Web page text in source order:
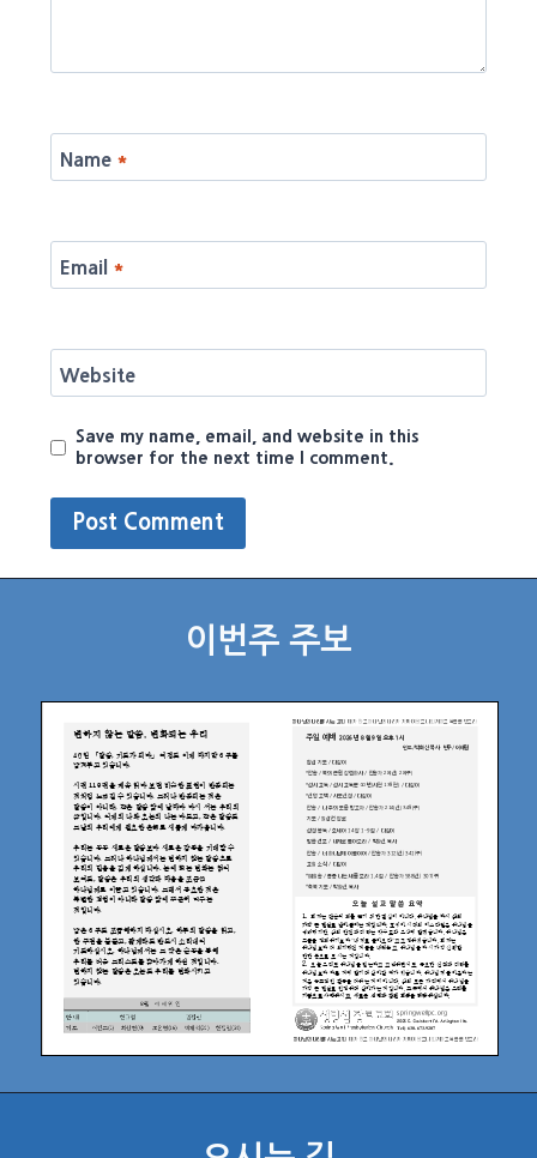
Name *
Email *
Website
Save my name, email, and website in this
browser for the next time I comment.
이번주 주보